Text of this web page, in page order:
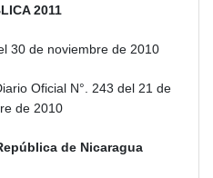
2011
30 de noviembre de 2010
Oficial N°. 243 del 21 de
de 2010
de Nicaragua